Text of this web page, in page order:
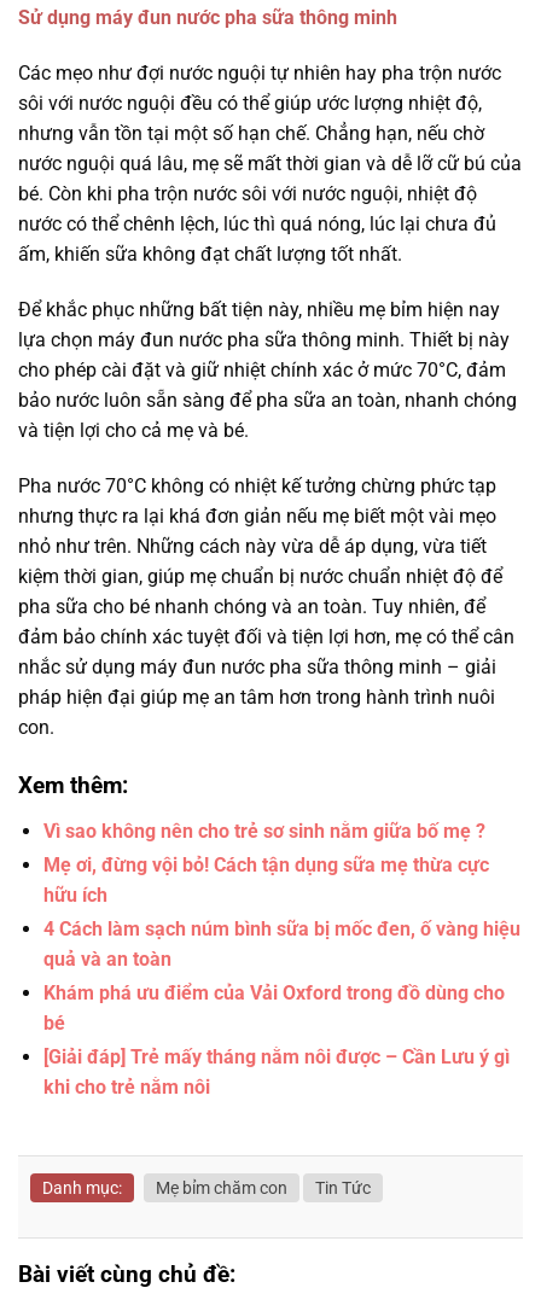
Sử dụng máy đun nước pha sữa thông minh
Các mẹo như đợi nước nguội tự nhiên hay pha trộn nước
sôi với nước nguội đều có thể giúp ước lượng nhiệt độ,
nhưng vẫn tồn tại một số hạn chế. Chẳng hạn, nếu chờ
nước nguội quá lâu, mẹ sẽ mất thời gian và dễ lỡ cữ bú của
bé. Còn khi pha trộn nước sôi với nước nguội, nhiệt độ
nước có thể chênh lệch, lúc thì quá nóng, lúc lại chưa đủ
ấm, khiến sữa không đạt chất lượng tốt nhất.
Để khắc phục những bất tiện này, nhiều mẹ bỉm hiện nay
lựa chọn máy đun nước pha sữa thông minh. Thiết bị này
cho phép cài đặt và giữ nhiệt chính xác ở mức 70°C, đảm
bảo nước luôn sẵn sàng để pha sữa an toàn, nhanh chóng
và tiện lợi cho cả mẹ và bé.
Pha nước 70°C không có nhiệt kế tưởng chừng phức tạp
nhưng thực ra lại khá đơn giản nếu mẹ biết một vài mẹo
nhỏ như trên. Những cách này vừa dễ áp dụng, vừa tiết
kiệm thời gian, giúp mẹ chuẩn bị nước chuẩn nhiệt độ để
pha sữa cho bé nhanh chóng và an toàn. Tuy nhiên, để
đảm bảo chính xác tuyệt đối và tiện lợi hơn, mẹ có thể cân
nhắc sử dụng máy đun nước pha sữa thông minh – giải
pháp hiện đại giúp mẹ an tâm hơn trong hành trình nuôi
con.
Xem thêm:
Vì sao không nên cho trẻ sơ sinh nằm giữa bố mẹ ?
Mẹ ơi, đừng vội bỏ! Cách tận dụng sữa mẹ thừa cực
hữu ích
4 Cách làm sạch núm bình sữa bị mốc đen, ố vàng hiệu
quả và an toàn
Khám phá ưu điểm của Vải Oxford trong đồ dùng cho
bé
[Giải đáp] Trẻ mấy tháng nằm nôi được – Cần Lưu ý gì
khi cho trẻ nằm nôi
Danh mục: Mẹ bỉm chăm con Tin Tức
Bài viết cùng chủ đề: